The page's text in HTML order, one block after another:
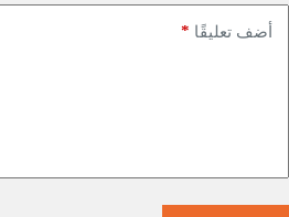
أضف تعليقًا *